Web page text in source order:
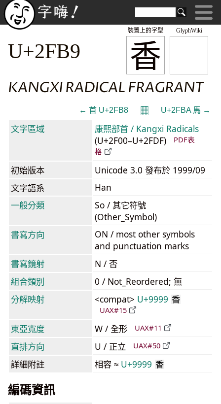
GlyphWiki
⾹
裝置上的字型
U+2FB9
KANGXI RADICAL FRAGRANT
← ⾸ U+2FB8 𝄜 U+2FBA ⾺ →
文字區域
康熙部首 / Kangxi Radicals
(U+2F00–U+2FDF)
PDF表
格
初始版本
Unicode 3.0 發布於 1999/09
文字語系
Han
一般分類
So / 其它符號
(Other_Symbol)
書寫方向
ON / most other symbols
and punctuation marks
書寫鏡射
N / 否
組合類別
0 / Not_Reordered; 無
分解映射
<compat> U+9999 香
UAX#15
東亞寬度 W / 全形 UAX#11
直排方向 U / 正立 UAX#50
詳細附註 相容 ≈ U+9999 香
編碼資訊